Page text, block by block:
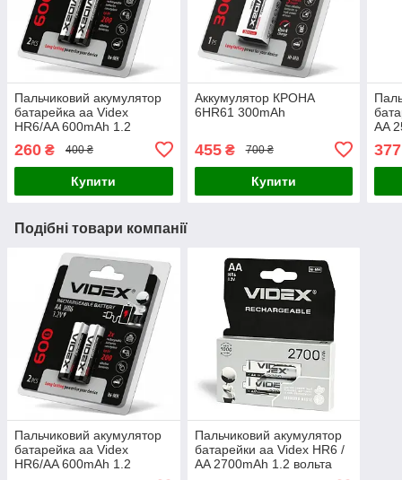
Пальчиковий акумулятор
батарейка аа Videx
HR6/AA 600mAh 1.2
260 ₴ 400 ₴
Купити
Аккумулятор КРОНА
6HR61 300mAh
455₴ 700 ₴
Купити
AA
377
Подібні товари компанії
Пальчиковий акумулятор
батарейка аа Videx
HR6/AA 600mAh 1.2
Пальчиковий акумулятор
батарейки аа Videx HR6 /
AA 2700mAh 1.2 вольта